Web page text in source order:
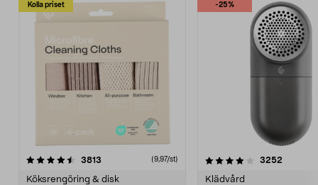
Kolla priset
3813 (9,97/st)
Köksrengöring & disk
-25%
4.0av 5 stjärnor 3252
Klädvård
4.5av 5 stjärnor